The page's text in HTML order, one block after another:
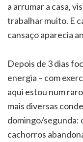
a arrumar a casa,
trabalhar muito. E
cansaço aparecia
Depois de 3 dias
energia – com
aqui estou num
mais diversas
domingo/segunda:
cachorros